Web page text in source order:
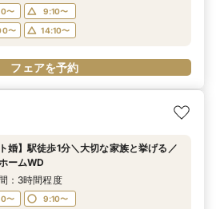
〜
9:10〜
〜
14:10〜
フェアを予約
ト婚】駅徒歩1分＼大切な家族と挙げる／
ームWD
：3時間程度
〜
9:10〜